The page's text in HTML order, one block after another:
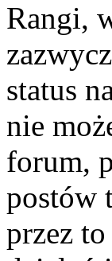
Rangi,
status
nie
forum,
postów
przez